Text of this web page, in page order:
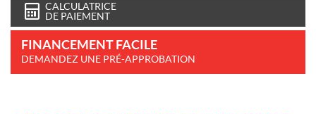
CALCULATRICE
DE PAIEMENT
FINANCEMENT FACILE
DEMANDEZ UNE PRÉ-APPROBATION